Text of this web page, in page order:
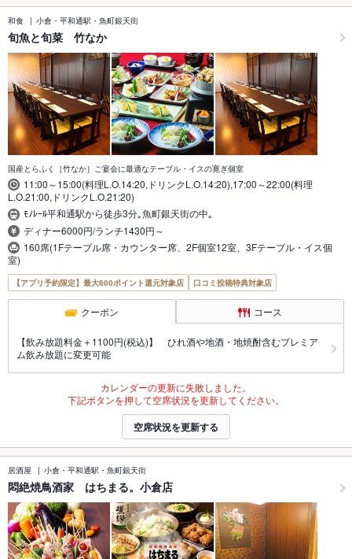
和食 小倉・平和通駅・魚町銀天街
旬魚と旬菜 竹なか
国産とらふく［竹なか］ご宴会に最適なテーブル・イスの寛ぎ個室
11:00～15:00(料理L.O.14:20,ドリンクL.O.14:20),17:00～22:00(料理
L.O.21:00,ドリンクL.O.21:20)
ﾓﾉﾚｰﾙ平和通駅から徒歩3分｡魚町銀天街の中｡
ディナー6000円/ランチ1430円～
160席(1Fテーブル席・カウンター席、2F個室12室、3Fテーブル・イス個
室)
【アプリ予約限定】最大800ポイント還元対象店 口コミ投稿特典対象店
クーポン コース
【飲み放題料金＋1100円(税込)】 ひれ酒や地酒・地焼酎含むプレミア
ム飲み放題に変更可能
カレンダーの更新に失敗しました。
下記ボタンを押して空席状況を更新してください。
空席状況を更新する
居酒屋 小倉・平和通駅・魚町銀天街
悶絶焼鳥酒家 はちまる。小倉店